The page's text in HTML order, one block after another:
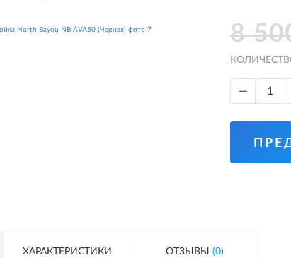
8
—
ХАРАКТЕРИСТИКИ ОТЗЫВЫ (0)